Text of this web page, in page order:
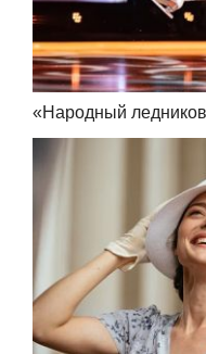
«Народный